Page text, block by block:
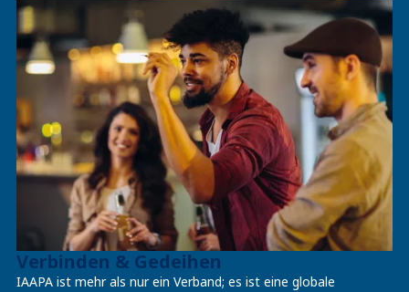
Verbinden & Gedeihen
IAAPA ist mehr als nur ein Verband; es ist eine globale